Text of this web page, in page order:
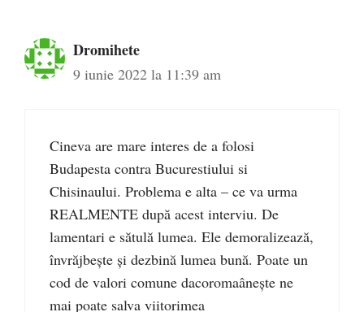
Dromihete
9 iunie 2022 la 11:39 am
Cineva are mare interes de a folosi
Budapesta contra Bucurestiului si
Chisinaului. Problema e alta – ce va urma
REALMENTE după acest interviu. De
lamentari e sătulă lumea. Ele demoralizează,
învrăjbește și dezbină lumea bună. Poate un
cod de valori comune dacoromaânește ne
mai poate salva viitorimea